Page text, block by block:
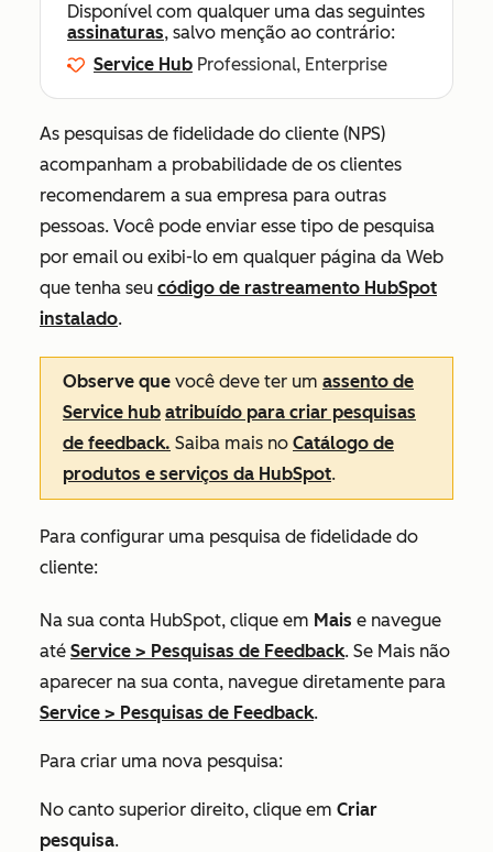
Disponível com qualquer uma das seguintes
assinaturas, salvo menção ao contrário:
Service Hub Professional, Enterprise
As pesquisas de fidelidade do cliente (NPS)
acompanham a probabilidade de os clientes
recomendarem a sua empresa para outras
pessoas. Você pode enviar esse tipo de pesquisa
por email ou exibi-lo em qualquer página da Web
que tenha seu código de rastreamento HubSpot
instalado.
Observe que você deve ter um assento de
Service hub atribuído para criar pesquisas
de feedback. Saiba mais no Catálogo de
produtos e serviços da HubSpot.
Para configurar uma pesquisa de fidelidade do
cliente:
Na sua conta HubSpot, clique em Mais e navegue
até Service > Pesquisas de Feedback. Se Mais não
aparecer na sua conta, navegue diretamente para
Service > Pesquisas de Feedback.
Para criar uma nova pesquisa:
No canto superior direito, clique em Criar
pesquisa.